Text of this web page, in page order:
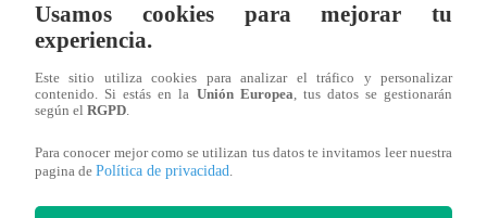
Este sábado 02 de diciembre, se desarrolló la Gran
Famosos. Christian Ysla y Mónica Zevallosse
concurso. Ellos tuvieron que preparar tres platillos
coronado como el Gran chef de esta temporada. Este
Famosos: La Revancha.
Usamos cookies para mejorar tu
experiencia.
Este sitio utiliza cookies para analizar el tráfico y personalizar
contenido. Si estás en la Unión Europea, tus datos se gestionarán
según el RGPD.
Para conocer mejor como se utilizan tus datos te invitamos leer nuestra
pagina de Política de privacidad.